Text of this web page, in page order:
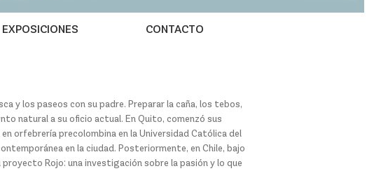
EXPOSICIONES CONTACTO
y los paseos con su padre. Preparar la caña, los tebos,
natural a su oficio actual. En Quito, comenzó sus
orfebrería precolombina en la Universidad Católica del
en la ciudad. Posteriormente, en Chile, bajo
Rojo: una investigación sobre la pasión y lo que